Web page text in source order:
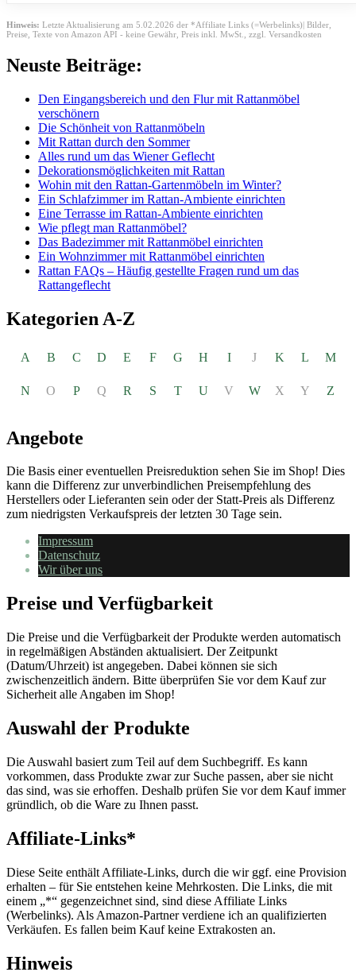
Hinweis: Letzte Aktualisierung am 5.02.2026 der *Affiliate Links (=Werbelinks)| Bilder,
Preise, Texte von Amazon API - keine Gewähr, Preis inkl. MwSt., zzgl. Versandkosten
Neuste Beiträge:
Den Eingangsbereich und den Flur mit Rattanmöbel
verschönern
Die Schönheit von Rattanmöbeln
Mit Rattan durch den Sommer
Alles rund um das Wiener Geflecht
Dekorationsmöglichkeiten mit Rattan
Wohin mit den Rattan-Gartenmöbeln im Winter?
Ein Schlafzimmer im Rattan-Ambiente einrichten
Eine Terrasse im Rattan-Ambiente einrichten
Wie pflegt man Rattanmöbel?
Das Badezimmer mit Rattanmöbel einrichten
Ein Wohnzimmer mit Rattanmöbel einrichten
Rattan FAQs – Häufig gestellte Fragen rund um das
Rattangeflecht
Kategorien A-Z
A B C D E F G H I J K L M
N O P Q R S T U V W X Y Z
Angebote
Die Basis einer eventuellen Preisreduktion sehen Sie im Shop! Dies
kann die Differenz zur unverbindlichen Preisempfehlung des
Herstellers oder Lieferanten sein oder der Statt-Preis als Differenz
zum niedrigsten Verkaufspreis der letzten 30 Tage sein.
Impressum
Datenschutz
Wir über uns
Preise und Verfügbarkeit
Die Preise und die Verfügbarkeit der Produkte werden automatisch
in regelmäßigen Abständen aktualisiert. Der Zeitpunkt
(Datum/Uhrzeit) ist angegeben. Dabei können sie sich
zwischenzeitlich ändern. Bitte überprüfen Sie vor dem Kauf zur
Sicherheit alle Angaben im Shop!
Auswahl der Produkte
Die Auswahl basiert zum Teil auf dem Suchbegriff. Es kann
vorkommen, dass Produkte zwar zur Suche passen, aber sie nicht
das sind, was sie erhoffen. Deshalb prüfen Sie vor dem Kauf immer
gründlich, ob die Ware zu Ihnen passt.
Affiliate-Links*
Diese Seite enthält Affiliate-Links, durch die wir ggf. eine Provision
erhalten – für Sie entstehen keine Mehrkosten. Die Links, die mit
einem „*“ gegenzeichnet sind, sind diese Affiliate Links
(Werbelinks). Als Amazon-Partner verdiene ich an qualifizierten
Verkäufen. Es fallen beim Kauf keine Extrakosten an.
Hinweis